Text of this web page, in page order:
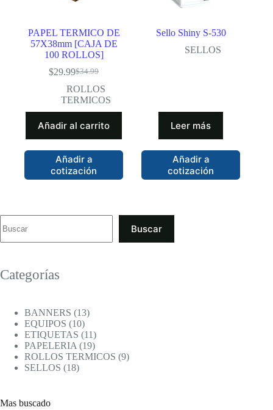
PAPEL TERMICO DE
57X38mm [CAJA DE
100 ROLLOS]
$34.99
El
precio
original
$34.99.
$29.99El
precio
actual
$29.99.
ROLLOS
TERMICOS
Añadir al carrito
Añadir a
cotización
Sello Shiny S-530
SELLOS
Leer más
Añadir a
cotización
Buscar
Categorías
BANNERS 1313
EQUIPOS 1010
productos
ETIQUETAS 1111
productos
PAPELERIA 1919
productos
ROLLOS TERMICOS 99
SELLOS 1818
Mas buscado